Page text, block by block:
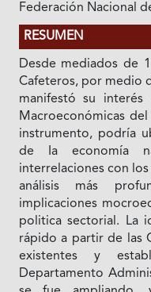
Federación Nacional
RESUMEN
Desde mediados de
Cafeteros, por medio
manifestó su
Macroeconómicas
instrumento, podría
de Ia economía
interrelaciones con
análisis más
implicaciones
politica sectorial. La
rápido a partir de las
existentes y
Departamento